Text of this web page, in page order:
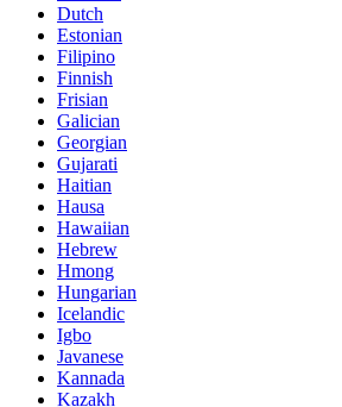
Dutch
Estonian
Filipino
Finnish
Frisian
Galician
Georgian
Gujarati
Haitian
Hausa
Hawaiian
Hebrew
Hmong
Hungarian
Icelandic
Igbo
Javanese
Kannada
Kazakh